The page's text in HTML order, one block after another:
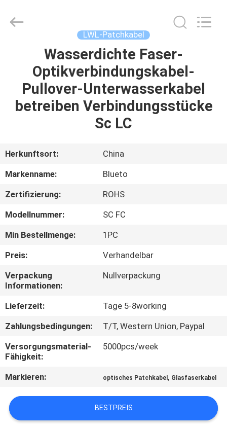
PRODUKTE
FABRIK-
QUALITÄTSKONTROLLE
TRETEN
SIE
MIT
UNS
IN
VERBINDUNG
FORDERN
SIE EIN
LWL-Patchkabel
Wasserdichte Faser-
Optikverbindungskabel-
Pullover-Unterwasserkabel
betreiben Verbindungsstücke
Sc LC
Herkunftsort:
China
Markenname:
Blueto
Zertifizierung:
ROHS
Modellnummer:
SC FC
Min Bestellmenge:
1PC
Preis:
Verhandelbar
Verpackung
Informationen:
Nullverpackung
Lieferzeit:
Tage 5-8working
Zahlungsbedingungen:
T/T, Western Union, Paypal
Versorgungsmaterial-
Fähigkeit:
5000pcs/week
Markieren: optisches Patchkabel , Glasfaserkabel
BESTPREIS